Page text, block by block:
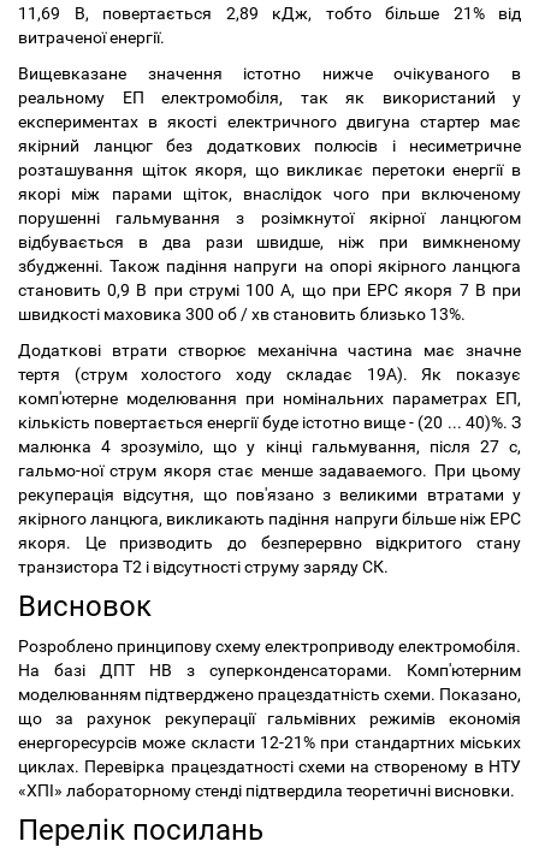
11,69 В, повертається 2,89 кДж, тобто більше 21% від
витраченої енергії.
Вищевказане значення істотно нижче очікуваного в
реальному ЕП електромобіля, так як використаний у
експериментах в якості електричного двигуна стартер має
якірний ланцюг без додаткових полюсів і несиметричне
розташування щіток якоря, що викликає перетоки енергії в
якорі між парами щіток, внаслідок чого при включеному
порушенні гальмування з розімкнутої якірної ланцюгом
відбувається в два рази швидше, ніж при вимкненому
збудженні. Також падіння напруги на опорі якірного ланцюга
становить 0,9 В при струмі 100 А, що при ЕРС якоря 7 В при
швидкості маховика 300 об / хв становить близько 13%.
Додаткові втрати створює механічна частина має значне
тертя (струм холостого ходу складає 19А). Як показує
комп'ютерне моделювання при номінальних параметрах ЕП,
кількість повертається енергії буде істотно вище - (20 ... 40)%. З
малюнка 4 зрозуміло, що у кінці гальмування, після 27 с,
гальмо-ної струм якоря стає менше задаваемого. При цьому
рекуперація відсутня, що пов'язано з великими втратами у
якірного ланцюга, викликають падіння напруги більше ніж ЕРС
якоря. Це призводить до безперервно відкритого стану
транзистора Т2 і відсутності струму заряду СК.
Висновок
Розроблено принципову схему електроприводу електромобіля.
На базі ДПТ НВ з суперконденсаторами. Комп'ютерним
моделюванням підтверджено працездатність схеми. Показано,
що за рахунок рекуперації гальмівних режимів економія
енергоресурсів може скласти 12-21% при стандартних міських
циклах. Перевірка працездатності схеми на створеному в НТУ
«ХПІ» лабораторному стенді підтвердила теоретичні висновки.
Перелік посилань